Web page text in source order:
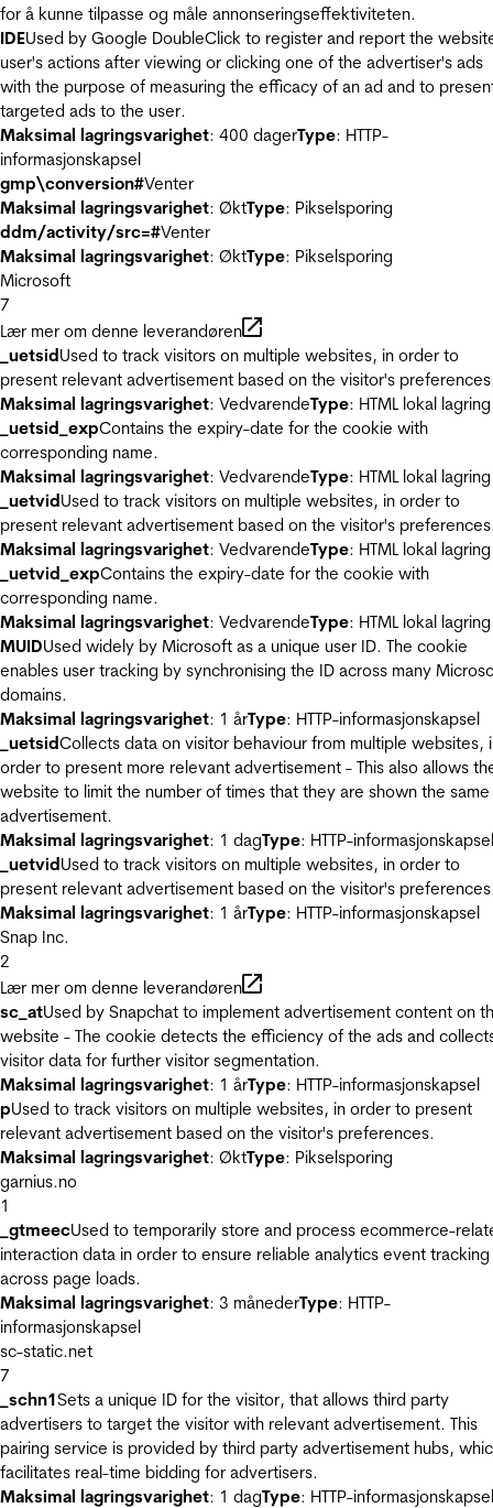
for å kunne tilpasse og måle annonseringseffektiviteten.
IDEUsed by Google DoubleClick to register and report the
user's actions after viewing or clicking one of the advertiser's ads
with the purpose of measuring the efficacy of an ad and to
targeted ads to the user.
Maksimal lagringsvarighet: 400 dagerType: HTTP-
informasjonskapsel
gmp\conversion#Venter
Maksimal lagringsvarighet: ØktType: Pikselsporing
ddm/activity/src=#Venter
Maksimal lagringsvarighet: ØktType: Pikselsporing
Microsoft
7
Lær mer om denne leverandøren
_uetsidUsed to track visitors on multiple websites, in order to
present relevant advertisement based on the visitor's
Maksimal lagringsvarighet: VedvarendeType: HTML lokal lagring
_uetsid_expContains the expiry-date for the cookie with
corresponding name.
Maksimal lagringsvarighet: VedvarendeType: HTML lokal lagring
_uetvidUsed to track visitors on multiple websites, in order to
present relevant advertisement based on the visitor's
Maksimal lagringsvarighet: VedvarendeType: HTML lokal lagring
_uetvid_expContains the expiry-date for the cookie with
corresponding name.
Maksimal lagringsvarighet: VedvarendeType: HTML lokal lagring
MUIDUsed widely by Microsoft as a unique user ID. The cookie
enables user tracking by synchronising the ID across many
domains.
Maksimal lagringsvarighet: 1 årType: HTTP-informasjonskapsel
_uetsidCollects data on visitor behaviour from multiple websites,
order to present more relevant advertisement - This also allows
website to limit the number of times that they are shown the same
advertisement.
Maksimal lagringsvarighet: 1 dagType: HTTP-informasjonskapsel
_uetvidUsed to track visitors on multiple websites, in order to
present relevant advertisement based on the visitor's
Maksimal lagringsvarighet: 1 årType: HTTP-informasjonskapsel
Snap Inc.
2
Lær mer om denne leverandøren
sc_atUsed by Snapchat to implement advertisement content on
website - The cookie detects the efficiency of the ads and
visitor data for further visitor segmentation.
Maksimal lagringsvarighet: 1 årType: HTTP-informasjonskapsel
pUsed to track visitors on multiple websites, in order to present
relevant advertisement based on the visitor's preferences.
Maksimal lagringsvarighet: ØktType: Pikselsporing
garnius.no
1
_gtmeecUsed to temporarily store and process ecommerce-
interaction data in order to ensure reliable analytics event tracking
across page loads.
Maksimal lagringsvarighet: 3 månederType: HTTP-
informasjonskapsel
sc-static.net
7
_schn1Sets a unique ID for the visitor, that allows third party
advertisers to target the visitor with relevant advertisement. This
pairing service is provided by third party advertisement hubs,
facilitates real-time bidding for advertisers.
Maksimal lagringsvarighet: 1 dagType: HTTP-informasjonskapsel